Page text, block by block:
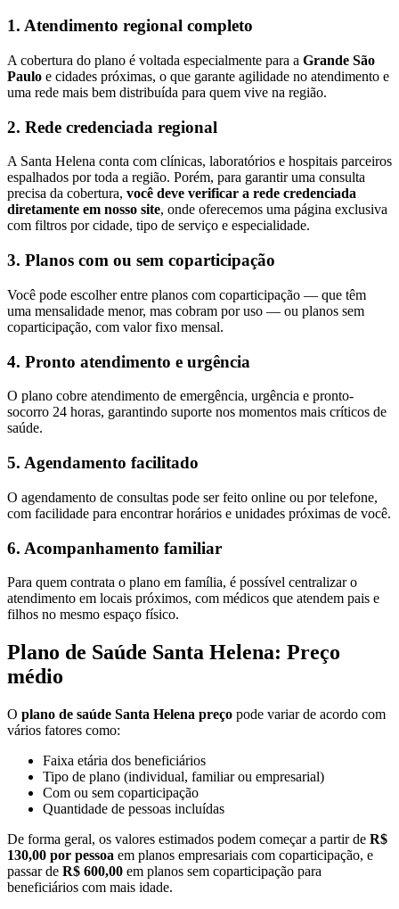
1. Atendimento regional completo
A cobertura do plano é voltada especialmente para a Grande São
Paulo e cidades próximas, o que garante agilidade no atendimento e
uma rede mais bem distribuída para quem vive na região.
2. Rede credenciada regional
A Santa Helena conta com clínicas, laboratórios e hospitais parceiros
espalhados por toda a região. Porém, para garantir uma consulta
precisa da cobertura, você deve verificar a rede credenciada
diretamente em nosso site, onde oferecemos uma página exclusiva
com filtros por cidade, tipo de serviço e especialidade.
3. Planos com ou sem coparticipação
Você pode escolher entre planos com coparticipação — que têm
uma mensalidade menor, mas cobram por uso — ou planos sem
coparticipação, com valor fixo mensal.
4. Pronto atendimento e urgência
O plano cobre atendimento de emergência, urgência e pronto-
socorro 24 horas, garantindo suporte nos momentos mais críticos de
saúde.
5. Agendamento facilitado
O agendamento de consultas pode ser feito online ou por telefone,
com facilidade para encontrar horários e unidades próximas de você.
6. Acompanhamento familiar
Para quem contrata o plano em família, é possível centralizar o
atendimento em locais próximos, com médicos que atendem pais e
filhos no mesmo espaço físico.
Plano de Saúde Santa Helena: Preço
médio
O plano de saúde Santa Helena preço pode variar de acordo com
vários fatores como:
Faixa etária dos beneficiários
Tipo de plano (individual, familiar ou empresarial)
Com ou sem coparticipação
Quantidade de pessoas incluídas
De forma geral, os valores estimados podem começar a partir de R$
130,00 por pessoa em planos empresariais com coparticipação, e
passar de R$ 600,00 em planos sem coparticipação para
beneficiários com mais idade.